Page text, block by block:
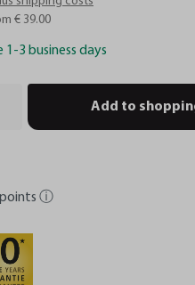
€ 39.00
1-3 business days
Add to
points ⓘ